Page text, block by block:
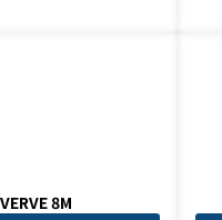
VERVE 8M